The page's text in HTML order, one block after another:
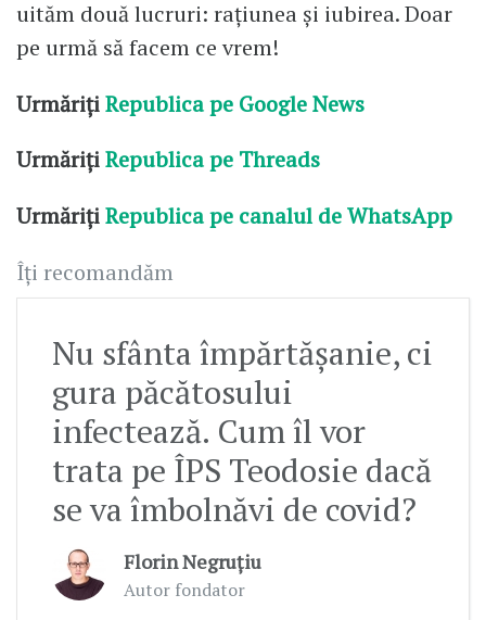
uităm două lucruri: raţiunea şi iubirea. Doar
pe urmă să facem ce vrem!
UrmărițiRepublica pe Google News
UrmărițiRepublica pe Threads
UrmărițiRepublica pe canalul de WhatsApp
Îți recomandăm
Nu sfânta împărtășanie, ci
gura păcătosului
infectează. Cum îl vor
trata pe ÎPS Teodosie dacă
se va îmbolnăvi de covid?
Florin Negruțiu
Autor fondator